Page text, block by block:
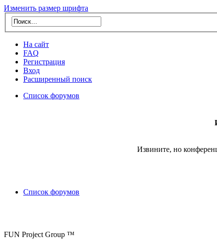
Изменить размер шрифта
На сайт
FAQ
Регистрация
Вход
Расширенный поиск
Список форумов
Извините, но
Список форумов
FUN Project Group ™